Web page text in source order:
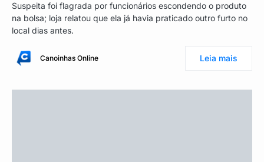
Suspeita foi flagrada por funcionários escondendo o produto
na bolsa; loja relatou que ela já havia praticado outro furto no
local dias antes.
Canoinhas Online Leia mais